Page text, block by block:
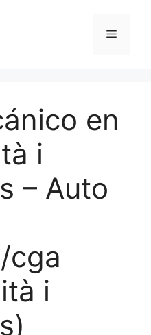
Menú
en
i
– Auto
cga
i